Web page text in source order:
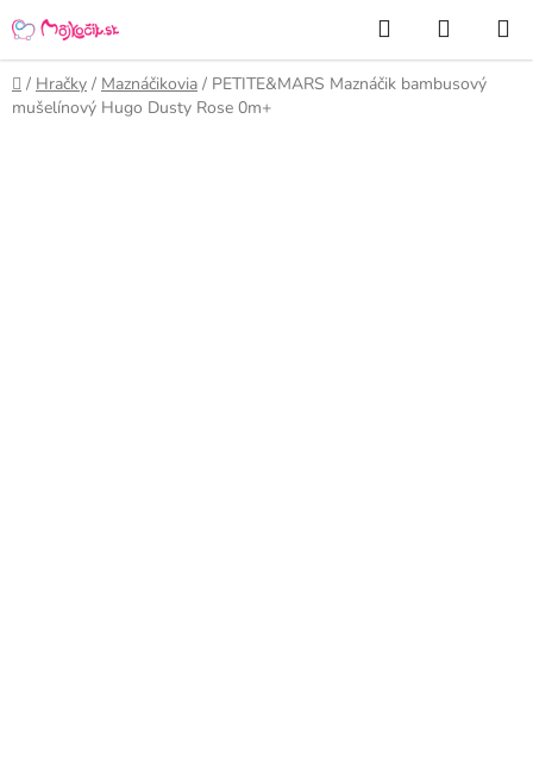
na
obsah
Hľadať
KOŠÍK
Domov
/ Hračky / Maznáčikovia / PETITE&MARS Maznáčik bambusový
mušelínový Hugo Dusty Rose 0m+